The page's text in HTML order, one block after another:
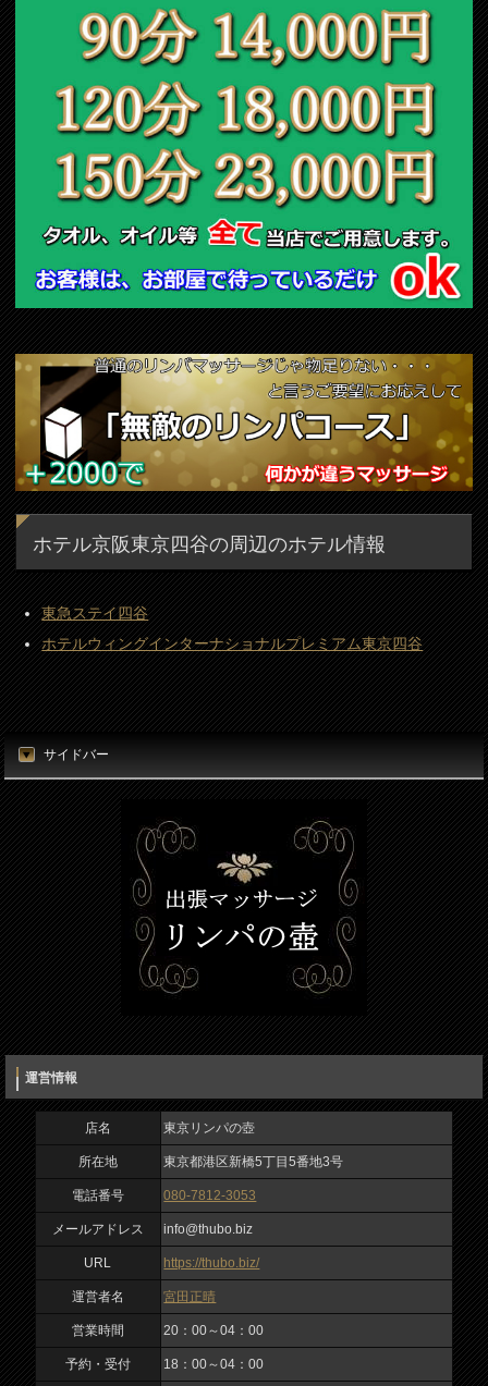
ホテル京阪東京四谷の周辺のホテル情報
東急ステイ四谷
ホテルウィングインターナショナルプレミアム東京四谷
サイドバー
運営情報
店名 東京リンパの壺
所在地 東京都港区新橋5丁目5番地3号
電話番号 080-7812-3053
メールアドレス info@thubo.biz
URL https://thubo.biz/
運営者名 宮田正晴
営業時間 20：00～04：00
予約・受付 18：00～04：00